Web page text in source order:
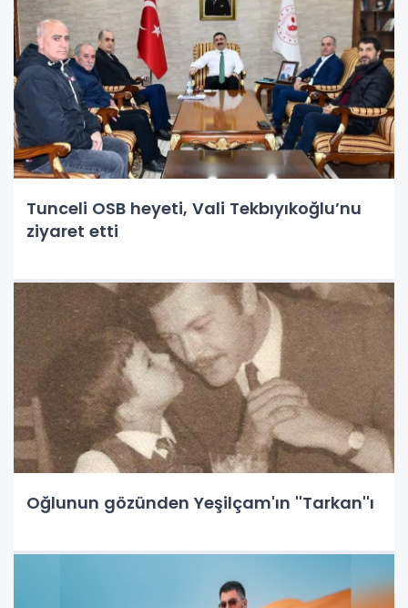
Tunceli OSB heyeti, Vali Tekbıyıkoğlu’nu
ziyaret etti
Oğlunun gözünden Yeşilçam'ın ''Tarkan''ı